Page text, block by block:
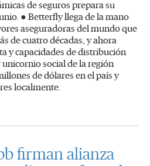
de seguros prepara su
● Betterfly llega de la mano
aseguradoras del mundo que
de cuatro décadas, y ahora
y capacidades de distribución
social de la región
de dólares en el país y
localmente.
firman alianza